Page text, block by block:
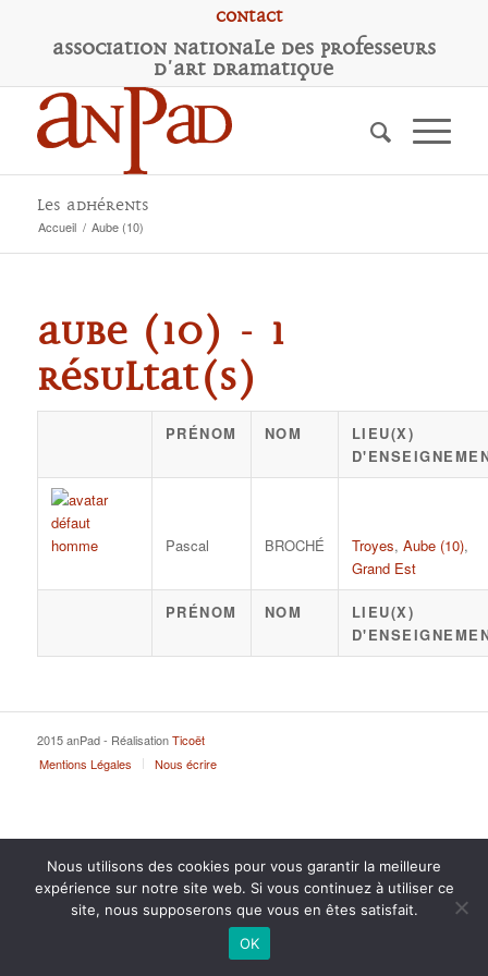
Contact
Association Nationale des Professeurs
d'Art Dramatique
Les adhérents
Accueil / Aube (10)
Aube (10) - 1
résultat(s)
PRÉNOM NOM
LIEU(X)
Pascal BROCHÉ Troyes, Aube (10),
Grand Est
PRÉNOM NOM
LIEU(X)
2015 anPad - RéalisationTicoët
Mentions Légales
Nous écrire
Nous utilisons des cookies pour vous garantir la meilleure
expérience sur notre site web. Si vous continuez à utiliser ce
site, nous supposerons que vous en êtes satisfait.
OK